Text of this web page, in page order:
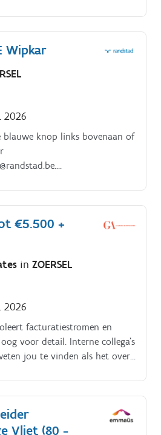
Wipkar
2026
blauwe knop links bovenaan of
€5.500 +
in ZOERSEL
2026
facturatiestromen en
voor detail. Interne collega's
jou te vinden als het over
Vliet (80 -